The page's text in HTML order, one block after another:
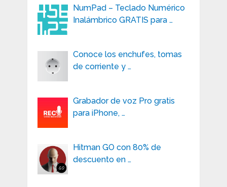
NumPad – Teclado Numérico
Inalámbrico GRATIS para …
Conoce los enchufes, tomas
de corriente y …
Grabador de voz Pro gratis
para iPhone, …
Hitman GO con 80% de
descuento en …